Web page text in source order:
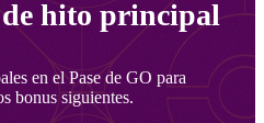
de hito principal
en el Pase de GO para
bonus siguientes.